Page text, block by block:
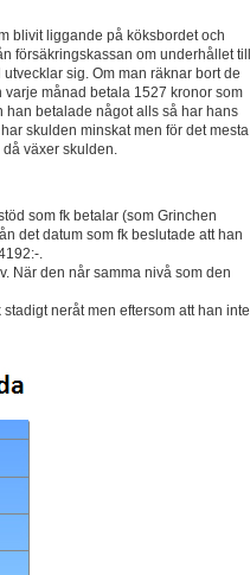
blivit liggande på köksbordet och
försäkringskassan om underhållet till
sig. Om man räknar bort de
månad betala 1527 kronor som
han betalade något alls så har hans
skulden minskat men för det mesta
växer skulden.
som fk betalar (som Grinchen
det datum som fk beslutade att han
.
När den når samma nivå som den
neråt men eftersom att han inte